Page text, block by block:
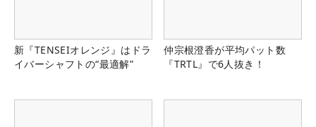
新『TENSEIオレンジ』はドラ
イバーシャフトの“最適解”
仲宗根澄香が平均パット数
『TRTL』で6人抜き！